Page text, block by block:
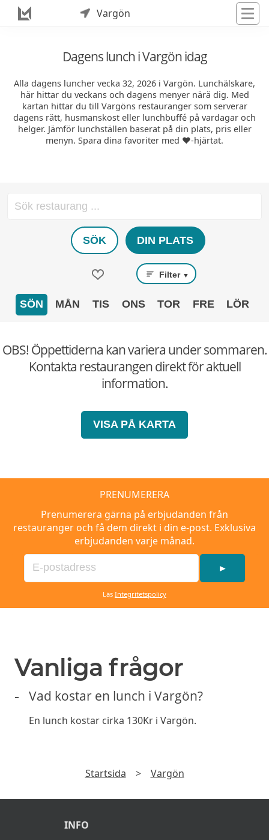
Vargön
Dagens lunch i Vargön idag
Alla dagens luncher vecka 32, 2026 i Vargön. Lunchälskare,
här hittar du veckans och dagens menyer närä dig. Med
kartan hittar du till Vargöns restauranger som serverar
dagens rätt, husmanskost eller lunchbuffé på vardagar och
helger. Jämför lunchställen baserat på din plats, pris eller
menyn. Spara dina favoriter med ❤️-hjärtat.
SÖK DIN PLATS
Filter ▼
SÖN MÅN TIS ONS TOR FRE LÖR
OBS! Öppettiderna kan variera under sommaren.
Kontakta restaurangen direkt för aktuell
information.
VISA PÅ KARTA
PRENUMERERA
Prenumerera gärna på erbjudanden från
restauranger och få dem direkt i din e-post. Exklusiva
erbjudanden varje månad.
►
Läs Integritetspolicy
Vanliga frågor
Vad kostar en lunch i Vargön?
En lunch kostar cirka 130Kr i Vargön.
Startsida > Vargön
INFO